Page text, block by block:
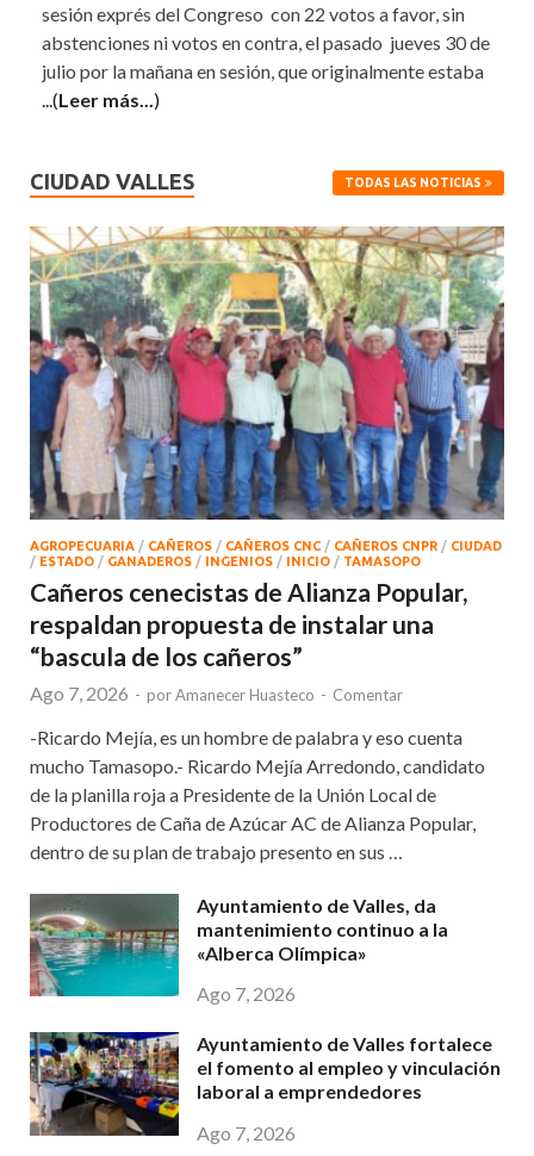
sesión exprés del Congreso con 22 votos a favor, sin
abstenciones ni votos en contra, el pasado jueves 30 de
julio por la mañana en sesión, que originalmente estaba
...(Leer más... )
CIUDAD VALLES TODAS LAS NOTICIAS
AGROPECUARIA / CAÑEROS / CAÑEROS CNC / CAÑEROS CNPR / CIUDAD
/ ESTADO / GANADEROS / INGENIOS / INICIO / TAMASOPO
Cañeros cenecistas de Alianza Popular,
respaldan propuesta de instalar una
“bascula de los cañeros”
Ago 7, 2026 - porAmanecer Huasteco - Comentar
-Ricardo Mejía, es un hombre de palabra y eso cuenta
mucho Tamasopo.- Ricardo Mejía Arredondo, candidato
de la planilla roja a Presidente de la Unión Local de
Productores de Caña de Azúcar AC de Alianza Popular,
dentro de su plan de trabajo presento en sus …
Ayuntamiento de Valles, da
mantenimiento continuo a la
«Alberca Olímpica»
Ago 7, 2026
Ayuntamiento de Valles fortalece
el fomento al empleo y vinculación
laboral a emprendedores
Ago 7, 2026